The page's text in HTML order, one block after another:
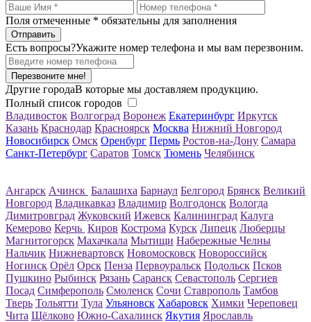
Поля отмеченные * обязательны для заполнения
Есть вопросы?Укажите номер телефона и мы вам перезвоним.
Перезвоните мне!
Другие городаВ которые мы доставляем продукцию.
Полный список городов
Владивосток Волгоград Воронеж Екатеринбург Иркутск
Казань Краснодар Красноярск Москва Нижний Новгород
Новосибирск Омск Оренбург Пермь Ростов-на-Дону Самара
Санкт-Петербург Саратов Томск Тюмень Челябинск
Ангарск Ачинск Балашиха Барнаул Белгород Брянск Великий
Новгород Владикавказ Владимир Волгодонск Вологда
Димитровград Жуковский Ижевск Калининград Калуга
Кемерово Керчь Киров Кострома Курск Липецк Люберцы
Магнитогорск Махачкала Мытищи Набережные Челны
Нальчик Нижневартовск Новомосковск Новороссийск
Ногинск Орёл Орск Пенза Первоуральск Подольск Псков
Пушкино Рыбинск Рязань Саранск Севастополь Сергиев
Посад Симферополь Смоленск Сочи Ставрополь Тамбов
Тверь Тольятти Тула Ульяновск Хабаровск Химки Череповец
Чита Щёлково Южно-Сахалинск Якутия Ярославль